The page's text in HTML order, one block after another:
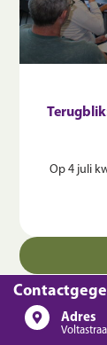
Op 4 juli
Adres